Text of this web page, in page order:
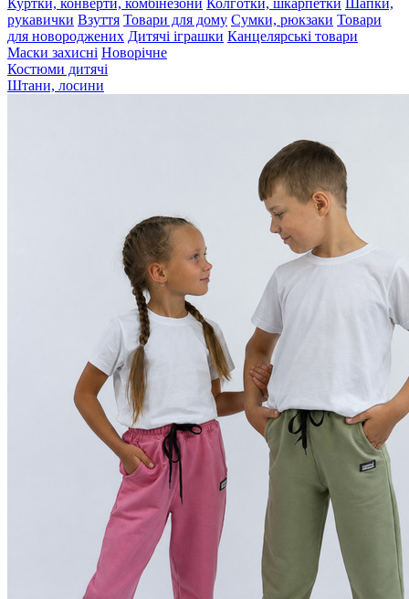
Куртки, конверти, комбінезони Колготки, шкарпетки Шапки,
рукавички Взуття Товари для дому Сумки, рюкзаки Товари
для новороджених Дитячі іграшки Канцелярські товари
Маски захисні Новорічне
Костюми дитячі
Штани, лосини